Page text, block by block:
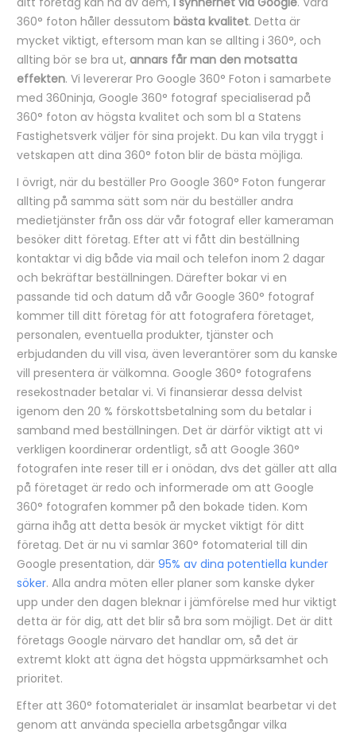
360° foton håller dessutom bästa kvalitet. Detta är
mycket viktigt, eftersom man kan se allting i 360°, och
allting bör se bra ut, annars får man den motsatta
effekten. Vi levererar Pro Google 360° Foton i samarbete
med 360ninja, Google 360° fotograf specialiserad på
360° foton av högsta kvalitet och som bl a Statens
Fastighetsverk väljer för sina projekt. Du kan vila tryggt i
vetskapen att dina 360° foton blir de bästa möjliga.
I övrigt, när du beställer Pro Google 360° Foton fungerar
allting på samma sätt som när du beställer andra
medietjänster från oss där vår fotograf eller kameraman
besöker ditt företag. Efter att vi fått din beställning
kontaktar vi dig både via mail och telefon inom 2 dagar
och bekräftar beställningen. Därefter bokar vi en
passande tid och datum då vår Google 360° fotograf
kommer till ditt företag för att fotografera företaget,
personalen, eventuella produkter, tjänster och
erbjudanden du vill visa, även leverantörer som du kanske
vill presentera är välkomna. Google 360° fotografens
resekostnader betalar vi. Vi finansierar dessa delvist
igenom den 20 % förskottsbetalning som du betalar i
samband med beställningen. Det är därför viktigt att vi
verkligen koordinerar ordentligt, så att Google 360°
fotografen inte reser till er i onödan, dvs det gäller att alla
på företaget är redo och informerade om att Google
360° fotografen kommer på den bokade tiden. Kom
gärna ihåg att detta besök är mycket viktigt för ditt
företag. Det är nu vi samlar 360° fotomaterial till din
Google presentation, där 95% av dina potentiella kunder
söker. Alla andra möten eller planer som kanske dyker
upp under den dagen bleknar i jämförelse med hur viktigt
detta är för dig, att det blir så bra som möjligt. Det är ditt
företags Google närvaro det handlar om, så det är
extremt klokt att ägna det högsta uppmärksamhet och
prioritet.
Efter att 360° fotomaterialet är insamlat bearbetar vi det
genom att använda speciella arbetsgångar vilka